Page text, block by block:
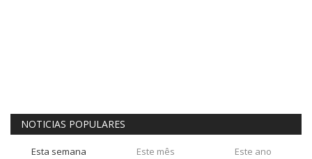
NOTICIAS POPULARES
Esta semana Este mês Este ano